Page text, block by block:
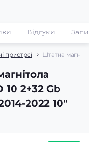
пристрої Штатна
10 2+32 Gb
2022 10"
Відгуки